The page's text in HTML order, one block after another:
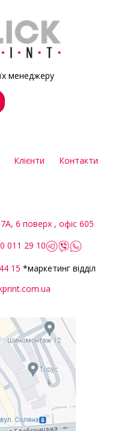
менеджеру
Клієнти Контакти
6 поверх , офіс 605
011 29 10
15 *маркетинг відділ